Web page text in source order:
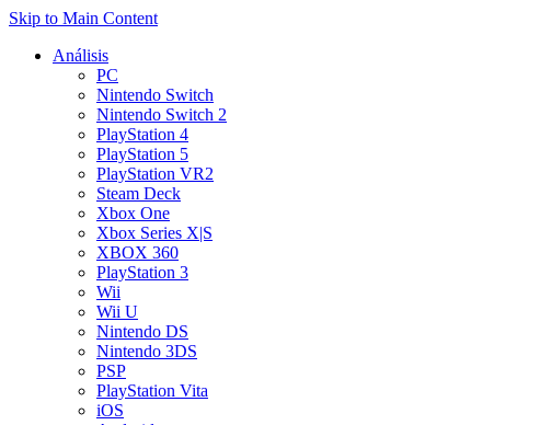
Skip to Main Content
Análisis
PC
Nintendo Switch
Nintendo Switch 2
PlayStation 4
PlayStation 5
PlayStation VR2
Steam Deck
Xbox One
Xbox Series X|S
XBOX 360
PlayStation 3
Wii
Wii U
Nintendo DS
Nintendo 3DS
PSP
PlayStation Vita
iOS